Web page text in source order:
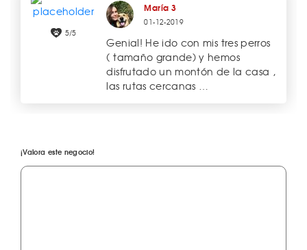
5/5
María 3
01-12-2019
Genial! He ido con mis tres perros
( tamaño grande) y hemos
disfrutado un montón de la casa ,
las rutas cercanas …
¡Valora este negocio!